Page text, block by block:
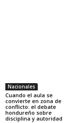
Nacionales
Cuando el aula se
convierte en zona de
conflicto: el debate
hondureño sobre
disciplina y autoridad